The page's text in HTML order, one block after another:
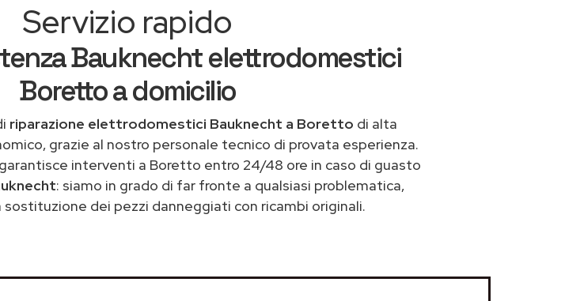
Servizio rapido
Bauknecht elettrodomestici
Boretto a domicilio
riparazione elettrodomestici Bauknecht a Boretto di alta
grazie al nostro personale tecnico di provata esperienza.
interventi a Boretto entro 24/48 ore in caso di guasto
: siamo in grado di far fronte a qualsiasi problematica,
sostituzione dei pezzi danneggiati con ricambi originali.